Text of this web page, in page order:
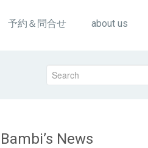
予約＆問合せ about us
Bambi’s News